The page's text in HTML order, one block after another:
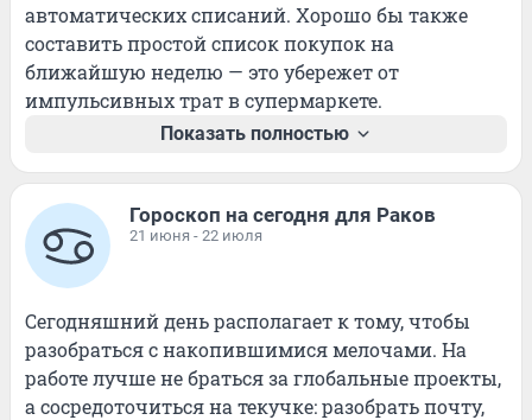
автоматических списаний. Хорошо бы также
составить простой список покупок на
ближайшую неделю — это убережет от
импульсивных трат в супермаркете.
Показать полностью
Гороскоп на сегодня для Раков
21 июня - 22 июля
Сегодняшний день располагает к тому, чтобы
разобраться с накопившимися мелочами. На
работе лучше не браться за глобальные проекты,
а сосредоточиться на текучке: разобрать почту,